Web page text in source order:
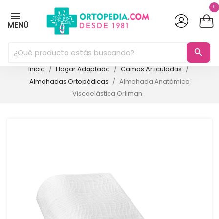
MENÚ
0
search
Inicio Hogar Adaptado
Camas Articuladas
Almohadas Ortopédicas
Almohada Anatómica
Viscoelástica Orliman